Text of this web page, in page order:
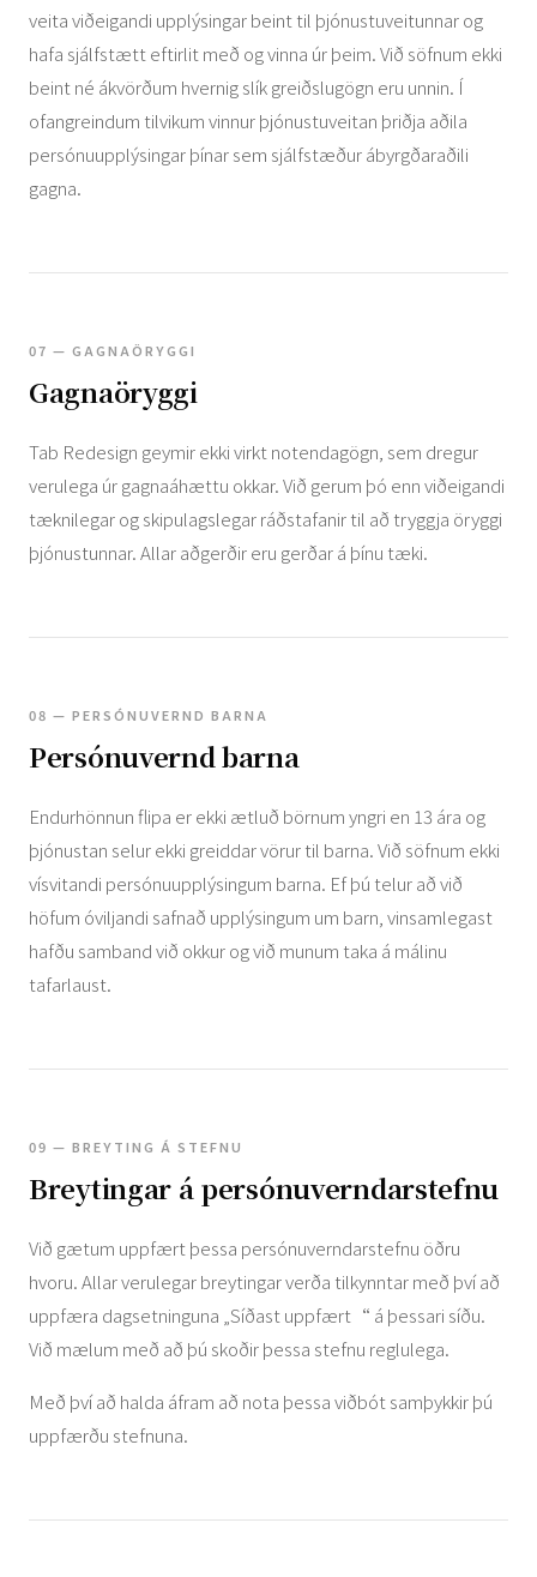
veita viðeigandi upplýsingar beint til þjónustuveitunnar og
hafa sjálfstætt eftirlit með og vinna úr þeim. Við söfnum ekki
beint né ákvörðum hvernig slík greiðslugögn eru unnin. Í
ofangreindum tilvikum vinnur þjónustuveitan þriðja aðila
persónuupplýsingar þínar sem sjálfstæður ábyrgðaraðili
gagna.
07 — GAGNAÖRYGGI
Gagnaöryggi
Tab Redesign geymir ekki virkt notendagögn, sem dregur
verulega úr gagnaáhættu okkar. Við gerum þó enn viðeigandi
tæknilegar og skipulagslegar ráðstafanir til að tryggja öryggi
þjónustunnar. Allar aðgerðir eru gerðar á þínu tæki.
08 — PERSÓNUVERND BARNA
Persónuvernd barna
Endurhönnun flipa er ekki ætluð börnum yngri en 13 ára og
þjónustan selur ekki greiddar vörur til barna. Við söfnum ekki
vísvitandi persónuupplýsingum barna. Ef þú telur að við
höfum óviljandi safnað upplýsingum um barn, vinsamlegast
hafðu samband við okkur og við munum taka á málinu
tafarlaust.
09 — BREYTING Á STEFNU
Breytingar á persónuverndarstefnu
Við gætum uppfært þessa persónuverndarstefnu öðru
hvoru. Allar verulegar breytingar verða tilkynntar með því að
uppfæra dagsetninguna „Síðast uppfært“ á þessari síðu.
Við mælum með að þú skoðir þessa stefnu reglulega.
Með því að halda áfram að nota þessa viðbót samþykkir þú
uppfærðu stefnuna.